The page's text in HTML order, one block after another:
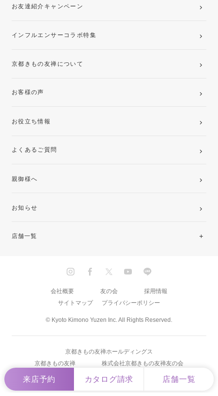
来店予約 カタログ請求 店舗一覧
お友達紹介キャンペーン
インフルエンサーコラボ特集
京都きもの友禅について
お客様の声
お役立ち情報
よくあるご質問
親御様へ
お知らせ
店舗一覧
九州
© Kyoto Kimono Yuzen Inc. All Rights Reserved.
会社概要 友の会
採用情報
サイトマップ
プライバシーポリシー
京都きもの友禅ホールディングス
京都きもの友禅
株式会社京都きもの友禅友の会